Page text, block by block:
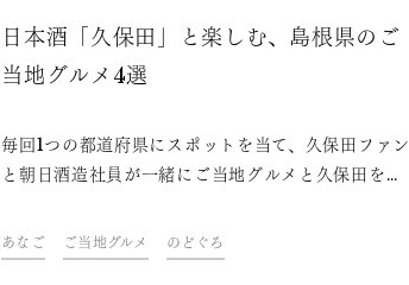
日本酒「久保田」と楽しむ、島根県のご
当地グルメ4選
毎回1つの都道府県にスポットを当て、久保田ファン
と朝日酒造社員が一緒にご当地グルメと久保田を味
楽しむオンライン飲み会「久保田ご当地グルメ
部」。今回は、島根県をテーマに開催しました。フ
あなご ご当地グルメ のどぐろ